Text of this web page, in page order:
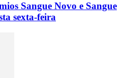
Sangue Novo e Sangue
sexta-feira